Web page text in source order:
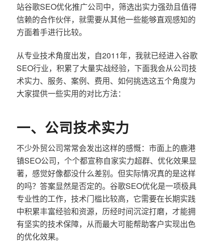
站谷歌SEO优化推广公司中，筛选出实力强劲且值得
信赖的合作伙伴，就需要从其他一些能够直观感知的
方面着手进行比较。
从专业技术角度出发，自2011年，我就已经进入谷歌
SEO行业，积累了大量实战经验，下面我会从公司技
术实力、服务、案例、费用、如何挑选这五个角度为
大家提供一些实用的对比方法：
一、公司技术实力
不少外贸公司常常会发出这样的感慨：市面上的鹿港
镇SEO公司，个个都宣称自家实力超群、优化效果显
著，感觉好像都没什么差别。但实际情况真的是这样
的吗？答案显然是否定的。谷歌SEO优化是一项极具
专业性的工作，技术门槛比较高，它需要在长期实践
中积累丰富经验和资源，历经时间沉淀打磨，才能拥
有坚实的技术保障，从而最大可能帮助客户实现出色
的优化效果。